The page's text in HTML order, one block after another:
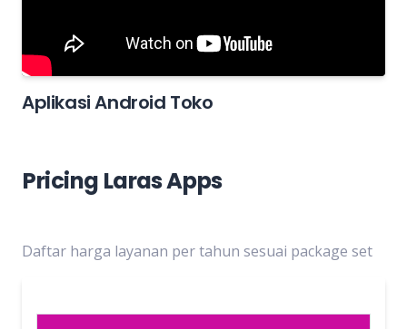
Aplikasi Android Toko
Pricing Laras Apps
Daftar harga layanan per tahun sesuai package set